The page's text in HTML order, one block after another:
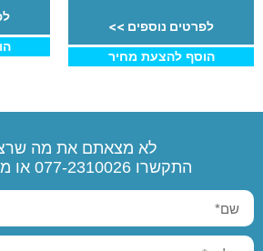
לפרטים נוספים >>
הוסף להצעת מחיר
לא מצאתם את מה
התקשרו 077-2310026 או